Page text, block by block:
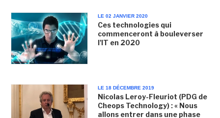
LE 02 JANVIER 2020
Ces technologies qui
commenceront à bouleverser
l'IT en 2020
LE 18 DÉCEMBRE 2019
Nicolas Leroy-Fleuriot (PDG de
Cheops Technology) : « Nous
allons entrer dans une phase